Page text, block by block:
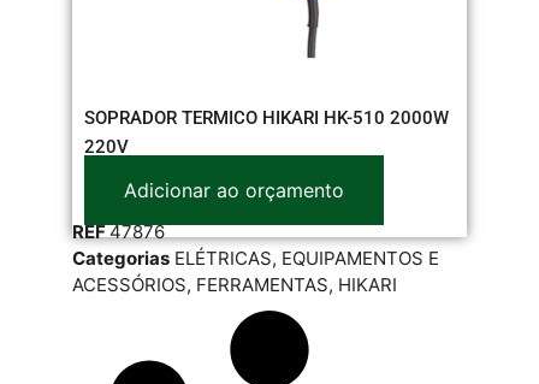
SOPRADOR TERMICO HIKARI HK-510 2000W
220V
Adicionar ao orçamento
REF47876
Categorias ELÉTRICAS, EQUIPAMENTOS E
ACESSÓRIOS, FERRAMENTAS, HIKARI